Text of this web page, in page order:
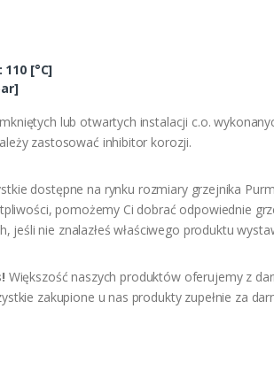
[°C]
lub otwartych instalacji c.o.
zastosować inhibitor korozji.
dostępne na rynku rozmiary grzejnika
pomożemy Ci dobrać odpowiednie
jeśli nie znalazłeś właściwego produktu
Większość naszych produktów oferujemy z
zakupione u nas produkty zupełnie za